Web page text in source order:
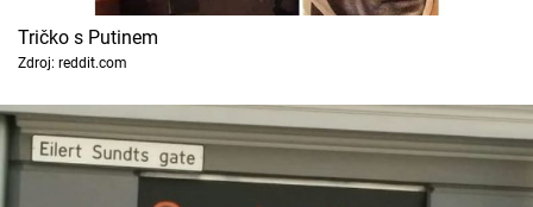
Tričko s Putinem
Zdroj: reddit.com